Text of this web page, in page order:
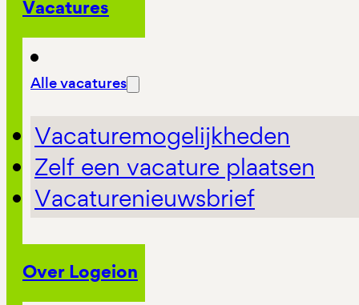
Vacatures
Alle vacatures
Vacaturemogelijkheden
Zelf een vacature plaatsen
Vacaturenieuwsbrief
Over Logeion